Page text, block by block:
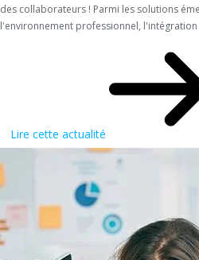
des collaborateurs ! Parmi les solutions
l'environnement professionnel, l'intégration
Lire cette actualité